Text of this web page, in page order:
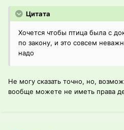
Цитата
Хочется чтобы птица была с
по закону, и это совсем
надо
Не могу сказать точно, но,
вообще можете не иметь права